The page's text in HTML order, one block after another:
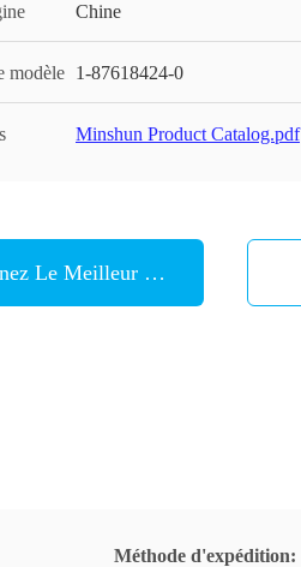
Chine
modèle 1-87618424-0
Minshun Product Catalog.pdf
Le Meilleur Prix
Méthode d'expédition: